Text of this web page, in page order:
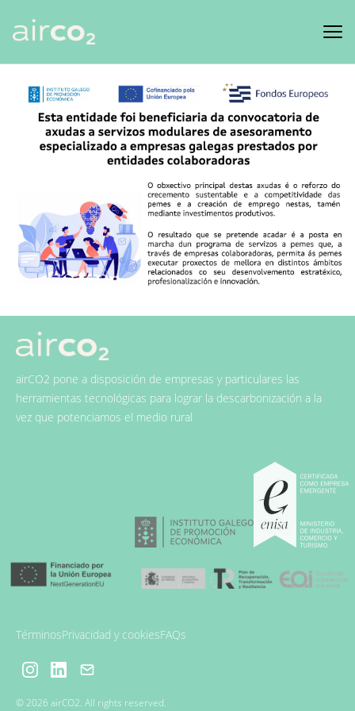
Productos
Clientes
Recursos
FEDER
ES EN PT GL
airCO2 pone a disposición de empresas y particulares las
herramientas tecnológicas para lograr la descarbonización a la
vez que potenciamos el medio rural
TérminosPrivacidad y cookiesFAQs
© 2026 airCO2. All rights reserved.